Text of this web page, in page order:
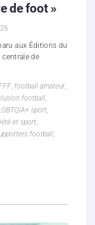
de foot »
aux Éditions du
centrale de
, football amateur,
football,
sport,
et sport,
football,